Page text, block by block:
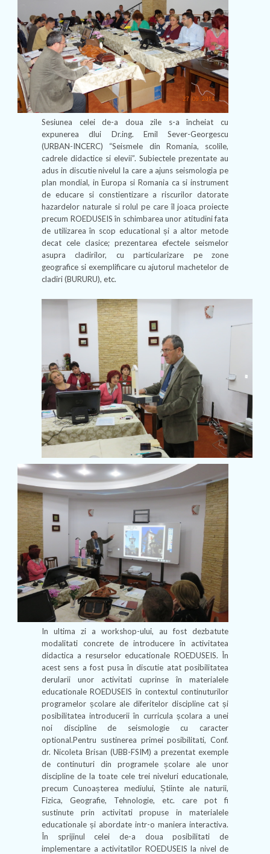
Sesiunea celei de-a doua zile s-a încheiat cu
expunerea dlui Dr.ing. Emil Sever-Georgescu
(URBAN-INCERC) “Seismele din Romania, scolile,
cadrele didactice si elevii”. Subiectele prezentate au
adus in discutie nivelul la care a ajuns seismologia pe
plan mondial, in Europa si Romania ca si instrument
de educare si constientizare a riscurilor datorate
hazardelor naturale si rolul pe care îl joaca proiecte
precum ROEDUSEIS în schimbarea unor atitudini fata
de utilizarea în scop educational și a altor metode
decat cele clasice; prezentarea efectele seismelor
asupra cladirilor, cu particularizare pe zone
geografice si exemplificare cu ajutorul machetelor de
cladiri (BURURU), etc.
In ultima zi a workshop-ului, au fost dezbatute
modalitati concrete de introducere în activitatea
didactica a resurselor educationale ROEDUSEIS. În
acest sens a fost pusa în discutie atat posibilitatea
derularii unor activitati cuprinse în materialele
educationale ROEDUSEIS în contextul continuturilor
programelor școlare ale diferitelor discipline cat și
posibilitatea introducerii în curricula școlara a unei
noi discipline de seismologie cu caracter
optional.Pentru sustinerea primei posibilitati, Conf.
dr. Nicoleta Brisan (UBB-FSIM) a prezentat exemple
de continuturi din programele școlare ale unor
discipline de la toate cele trei niveluri educationale,
precum Cunoașterea mediului, Știinte ale naturii,
Fizica, Geografie, Tehnologie, etc. care pot fi
sustinute prin activitati propuse in materialele
educationale și abordate intr-o maniera interactiva.
În sprijinul celei de-a doua posibilitati de
implementare a activitatilor ROEDUSEIS la nivel de